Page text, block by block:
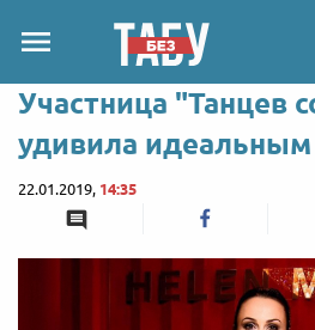
Участница "Танцев
удивила
22.01.2019, 14:35